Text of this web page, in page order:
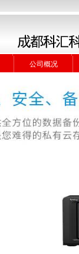
公司概况
公司概况